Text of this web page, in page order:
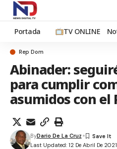
Portada TV ONLINE
Rep Dom
Abinader:
para cumplir
asumidos con el
Last Updated: 12 De Abril De
ByDario De La Cruz